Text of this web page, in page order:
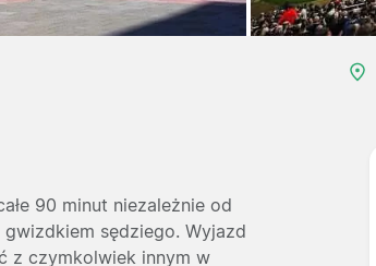
90 minut niezależnie od
sędziego. Wyjazd
z czymkolwiek innym w